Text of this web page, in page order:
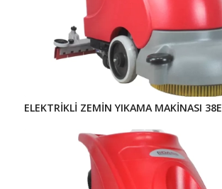
ELEKTRİKLİ ZEMİN YIKAMA MAKİNASI 38E